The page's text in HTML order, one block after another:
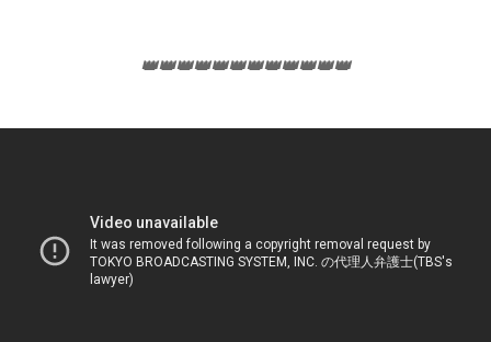
👑👑👑👑👑👑👑👑👑👑👑👑